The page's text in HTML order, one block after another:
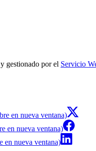
gestionado por el Servicio
en nueva ventana)
en nueva ventana)
en nueva ventana)